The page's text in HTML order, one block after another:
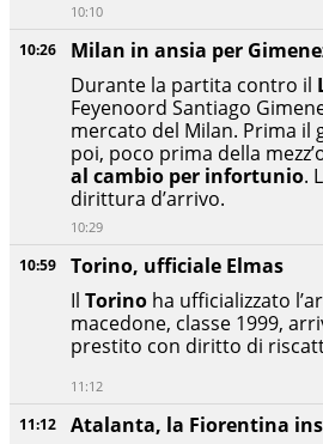
11:12
Atalanta, la Fiorentina
10:59
Torino, ufficiale Elmas
Il Torino ha ufficializzato
macedone, classe 1999,
prestito con diritto di
11:12
10:26
Milan in ansia per
Durante la partita contro il
Feyenoord Santiago
mercato del Milan. Prima il
poi, poco prima della
al cambio per infortunio.
dirittura d’arrivo.
10:29
10:10